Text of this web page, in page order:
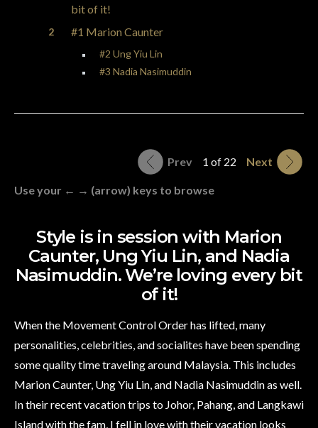
bit of it!
#1 Marion Caunter
#2 Ung Yiu Lin
#3 Nadia Nasimuddin
Prev 1 of 22 Next
Use your ← → (arrow) keys to browse
Style is in session with Marion
Caunter, Ung Yiu Lin, and Nadia
Nasimuddin. We’re loving every bit
of it!
When the Movement Control Order has lifted, many
personalities, celebrities, and socialites have been spending
some quality time traveling around Malaysia. This includes
Marion Caunter, Ung Yiu Lin, and Nadia Nasimuddin as well.
In their recent vacation trips to Johor, Pahang, and Langkawi
Island with the fam, I fell in love with their vacation looks